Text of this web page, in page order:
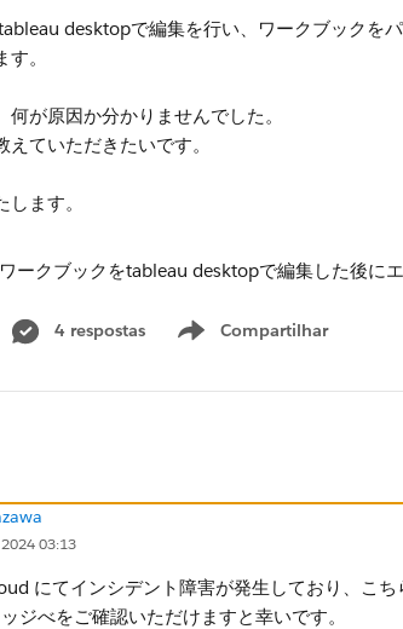
desktopで編集を行い、ワークブックを
。
が原因か分かりませんでした。
ていただきたいです。
ます。
4 respostas Compartilhar
Show menu
03:13
にてインシデント障害が発生しており、こち
ジべをご確認いただけますと幸いです。